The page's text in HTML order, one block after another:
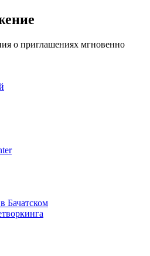
о приглашениях мгновенно
Бачатском